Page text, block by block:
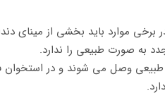
موارد باید بخشی از مینای
به صورت طبیعی را ندارد.
وصل می شوند و در استخوان